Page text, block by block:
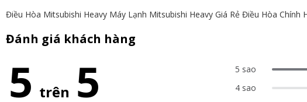
Điều Hòa Mitsubishi Heavy Máy Lạnh Mitsubishi Heavy Giá Rẻ Điều Hòa Chính
Đánh giá khách hàng
5 trên 5 5 sao
4 sao